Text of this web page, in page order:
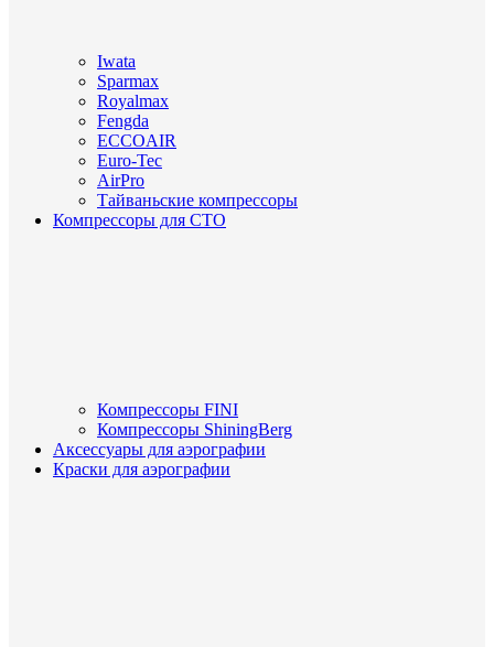
Iwata
Sparmax
Royalmax
Fengda
ECCOAIR
Euro-Tec
AirPro
Тайваньские компрессоры
Компрессоры для СТО
Компрессоры FINI
Компрессоры ShiningBerg
Аксессуары для аэрографии
Краски для аэрографии